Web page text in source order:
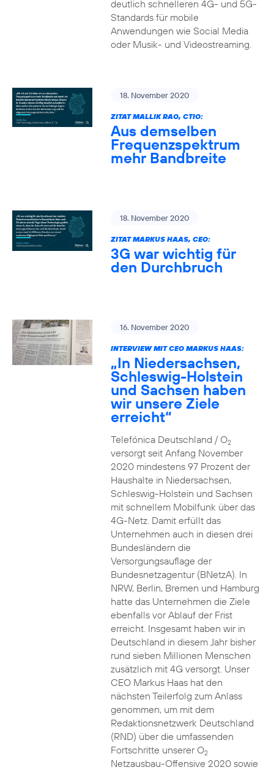
deutlich schnelleren 4G- und 5G-
Standards für mobile
Anwendungen wie Social Media
oder Musik- und Videostreaming.
18. November 2020
ZITAT MALLIK RAO, CTIO:
Aus demselben
Frequenzspektrum
mehr Bandbreite
18. November 2020
ZITAT MARKUS HAAS, CEO:
3G war wichtig für
den Durchbruch
16. November 2020
INTERVIEW MIT CEO MARKUS HAAS:
„In Niedersachsen,
Schleswig-Holstein
und Sachsen haben
wir unsere Ziele
erreicht“
Telefónica Deutschland / O2
versorgt seit Anfang November
2020 mindestens 97 Prozent der
Haushalte in Niedersachsen,
Schleswig-Holstein und Sachsen
mit schnellem Mobilfunk über das
4G-Netz. Damit erfüllt das
Unternehmen auch in diesen drei
Bundesländern die
Versorgungsauflage der
Bundesnetzagentur (BNetzA). In
NRW, Berlin, Bremen und Hamburg
hatte das Unternehmen die Ziele
ebenfalls vor Ablauf der Frist
erreicht. Insgesamt haben wir in
Deutschland in diesem Jahr bisher
rund sieben Millionen Menschen
zusätzlich mit 4G versorgt. Unser
CEO Markus Haas hat den
nächsten Teilerfolg zum Anlass
genommen, um mit dem
Redaktionsnetzwerk Deutschland
(RND) über die umfassenden
Fortschritte unserer O2
Netzausbau-Offensive 2020 sowie